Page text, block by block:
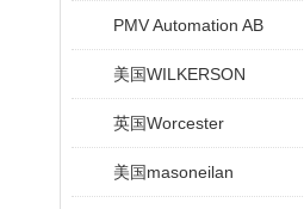
PMV Automation AB
美国WILKERSON
英国Worcester
美国masoneilan